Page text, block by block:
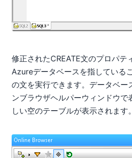
修正されたCREATE文のプロパテ
Azureデータベースを指している
の文を実行できます。データベー
ンブラウザヘルパーウィンドウで
しい空のテーブルが表示されます。